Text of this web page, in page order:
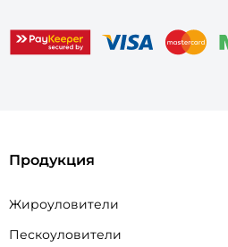
Продукция
Жироуловители
Пескоуловители